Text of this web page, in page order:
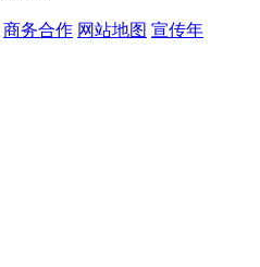
商务合作 网站地图 宣传年